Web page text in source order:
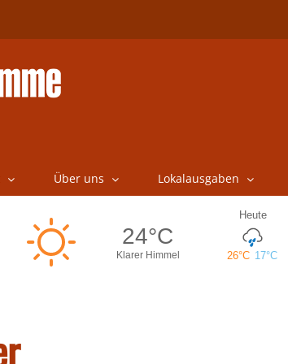
Über uns Lokalausgaben